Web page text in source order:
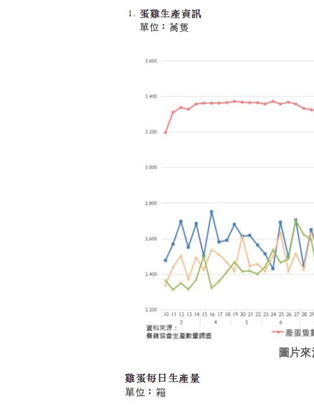
圖片來